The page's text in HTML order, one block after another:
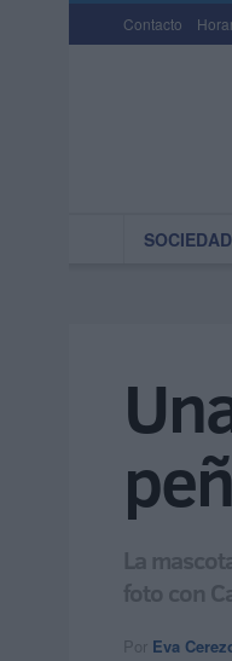
Contacto
SOCIEDAD
La
foto con
Por Eva